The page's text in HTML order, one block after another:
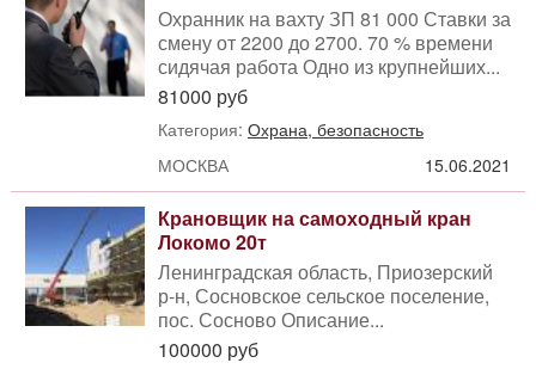
Охранник на вахту ЗП 81 000 Ставки за
смену от 2200 до 2700. 70 % времени
сидячая работа Одно из крупнейших...
81000 руб
Категория: Охрана, безопасность
МОСКВА
15.06.2021
Крановщик на самоходный кран
Локомо 20т
Ленинградская область, Приозерский
р-н, Сосновское сельское поселение,
пос. Сосново Описание...
100000 руб